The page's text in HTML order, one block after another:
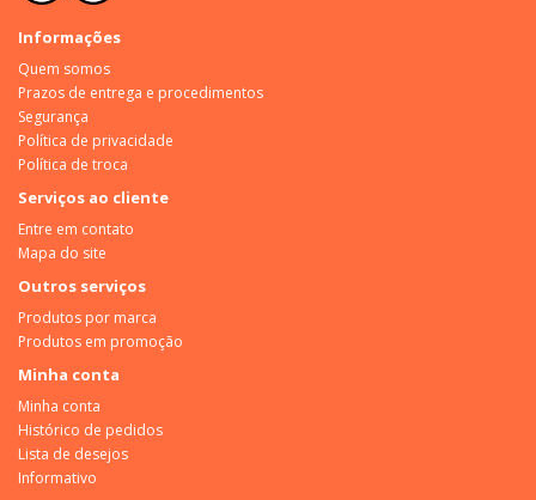
Informações
Quem somos
Prazos de entrega e procedimentos
Segurança
Política de privacidade
Política de troca
Serviços ao cliente
Entre em contato
Mapa do site
Outros serviços
Produtos por marca
Produtos em promoção
Minha conta
Minha conta
Histórico de pedidos
Lista de desejos
Informativo